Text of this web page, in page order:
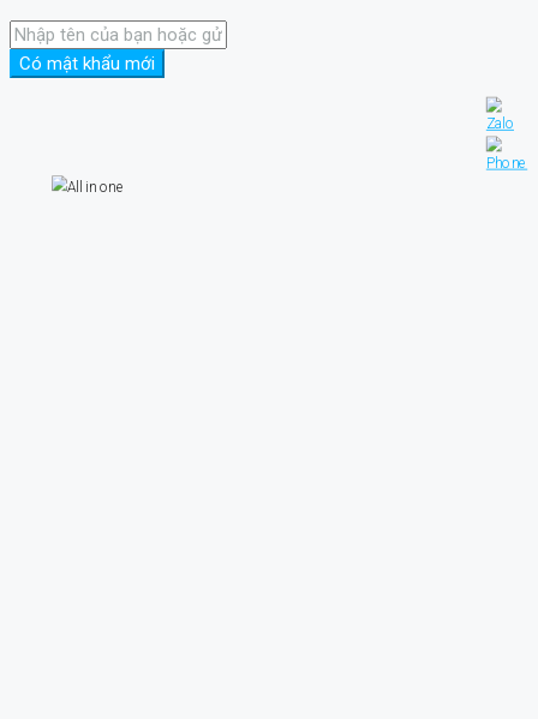
Có mật khẩu mới